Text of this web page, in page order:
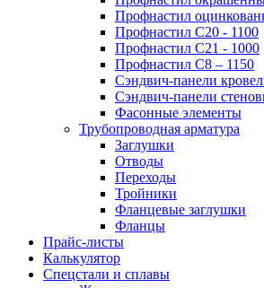
Профнастил
Профнастил С20 - 1100
Профнастил С21 - 1000
Профнастил С8 – 1150
Сэндвич-панели
Сэндвич-панели
Фасонные элементы
Трубопроводная арматура
Заглушки
Отводы
Переходы
Тройники
Фланцевые заглушки
Фланцы
Прайс-листы
Калькулятор
Спецстали и сплавы